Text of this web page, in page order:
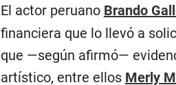
El actor peruano Brando
financiera que lo llevó a
que —según afirmó—
artístico, entre ellos Merly